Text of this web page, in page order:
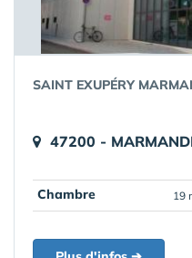
SAINT EXUPÉRY
47200 -
Chambre 19